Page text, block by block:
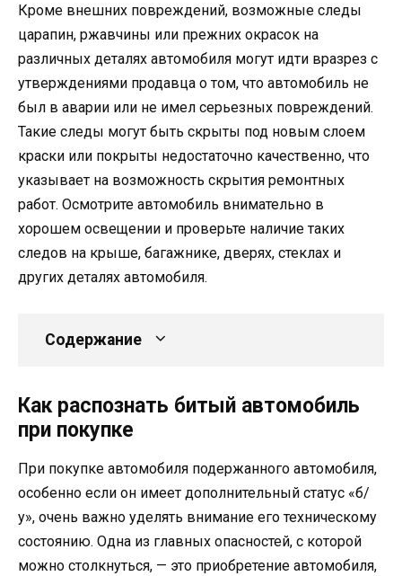
Кроме внешних повреждений, возможные следы
царапин, ржавчины или прежних окрасок на
различных деталях автомобиля могут идти вразрез с
утверждениями продавца о том, что автомобиль не
был в аварии или не имел серьезных повреждений.
Такие следы могут быть скрыты под новым слоем
краски или покрыты недостаточно качественно, что
указывает на возможность скрытия ремонтных
работ. Осмотрите автомобиль внимательно в
хорошем освещении и проверьте наличие таких
следов на крыше, багажнике, дверях, стеклах и
других деталях автомобиля.
Содержание
Как распознать битый автомобиль
при покупке
При покупке автомобиля подержанного автомобиля,
особенно если он имеет дополнительный статус «б/
у», очень важно уделять внимание его техническому
состоянию. Одна из главных опасностей, с которой
можно столкнуться, — это приобретение автомобиля,